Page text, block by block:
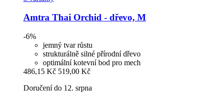
Amtra Thai Orchid -​ dřevo, M
-6%
jemný tvar růstu
strukturálně silné přírodní dřevo
optimální kotevní bod pro mech
486,15 Kč 519,00 Kč
Doručení do 12. srpna